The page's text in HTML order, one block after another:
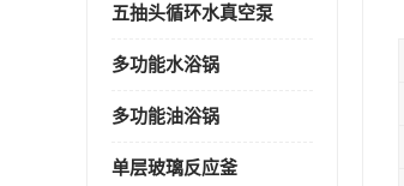
五抽头循环水真空泵
多功能水浴锅
多功能油浴锅
单层玻璃反应釜